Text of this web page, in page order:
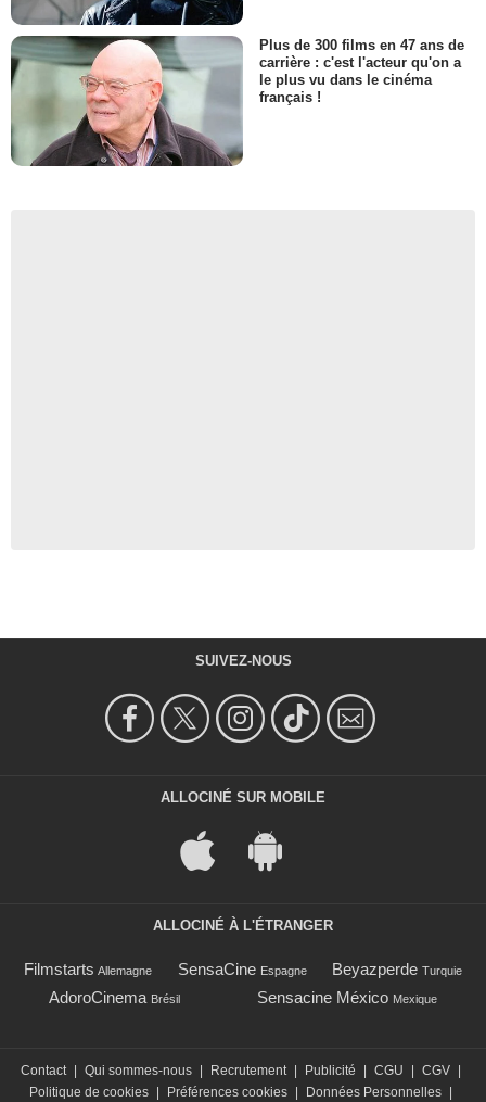
Plus de 300 films en 47 ans de
carrière : c'est l'acteur qu'on a
le plus vu dans le cinéma
français !
SUIVEZ-NOUS
ALLOCINÉ SUR MOBILE
ALLOCINÉ À L'ÉTRANGER
Filmstarts Allemagne SensaCine Espagne Beyazperde Turquie
AdoroCinema Brésil Sensacine México Mexique
Contact Qui sommes-nous Recrutement Publicité CGU CGV
Politique de cookies
Préférences cookies Données Personnelles